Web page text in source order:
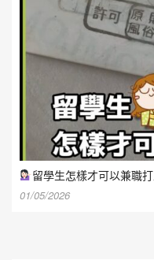
留學生怎樣才可以兼職
01/05/2026